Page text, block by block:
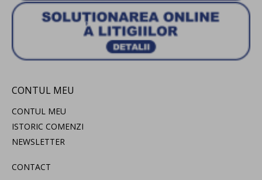
CONTUL MEU
CONTUL MEU
ISTORIC COMENZI
NEWSLETTER
CONTACT